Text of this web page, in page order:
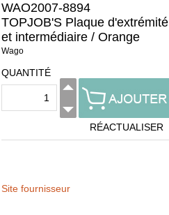
WAO2007-8894
TOPJOB'S Plaque d'extrémité
et intermédiaire / Orange
Wago
QUANTITÉ
RÉACTUALISER
Site fournisseur